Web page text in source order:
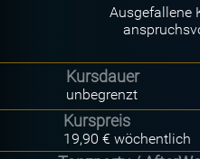
Ausgefallene
Kursdauer
unbegrenzt
Kurspreis
19,90 € wöchentlich